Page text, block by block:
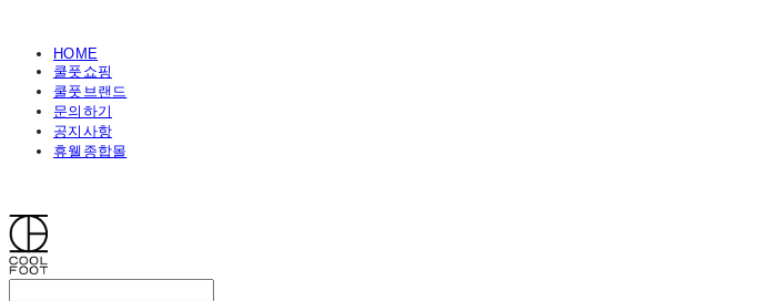
HOME
쿨풋쇼핑
쿨풋브랜드
문의하기
공지사항
휴웰종합몰